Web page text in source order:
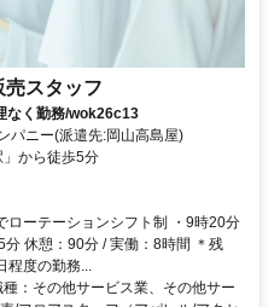
売スタッフ
なく勤務/wok26c13
パニー(派遣先:岡山高島屋)
から徒歩5分
ローテーションシフト制 ・9時20分
休憩：90分 / 実働：8時間 ＊残
程度の勤務...
：その他サービス業、その他サー